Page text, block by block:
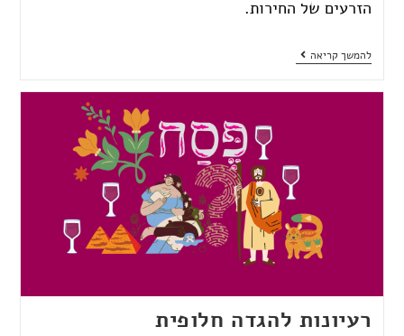
הזרעים של החירות.
להמשך קריאה
רעיונות להגדה חלופית